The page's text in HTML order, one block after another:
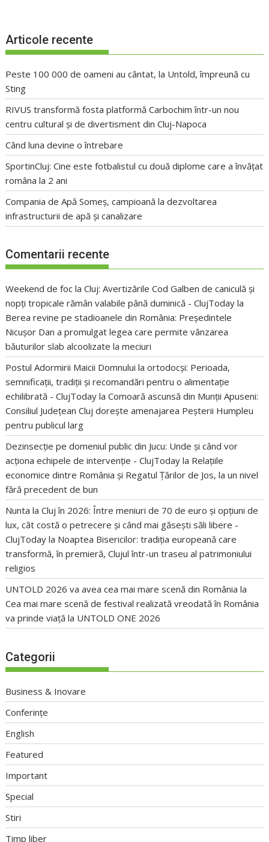
Articole recente
Peste 100 000 de oameni au cântat, la Untold, împreună cu
Sting
RIVUS transformă fosta platformă Carbochim într-un nou
centru cultural și de divertisment din Cluj-Napoca
Când luna devine o întrebare
SportinCluj: Cine este fotbalistul cu două diplome care a învățat
româna la 2 ani
Compania de Apă Someș, campioană la dezvoltarea
infrastructurii de apă și canalizare
Comentarii recente
Weekend de foc la Cluj: Avertizările Cod Galben de caniculă și
nopți tropicale rămân valabile până duminică - ClujToday la
Berea revine pe stadioanele din România: Președintele
Nicușor Dan a promulgat legea care permite vânzarea
băuturilor slab alcoolizate la meciuri
Postul Adormirii Maicii Domnului la ortodocși: Perioada,
semnificații, tradiții și recomandări pentru o alimentație
echilibrată - ClujToday laComoară ascunsă din Munții Apuseni:
Consiliul Județean Cluj dorește amenajarea Peșterii Humpleu
pentru publicul larg
Dezinsecție pe domeniul public din Jucu: Unde și când vor
acționa echipele de intervenție - ClujToday la Relațiile
economice dintre România și Regatul Țărilor de Jos, la un nivel
fără precedent de bun
Nunta la Cluj în 2026: Între meniuri de 70 de euro și opțiuni de
lux, cât costă o petrecere și când mai găsești săli libere -
ClujToday la Noaptea Bisericilor: tradiția europeană care
transformă, în premieră, Clujul într-un traseu al patrimoniului
religios
UNTOLD 2026 va avea cea mai mare scenă din România la
Cea mai mare scenă de festival realizată vreodată în România
va prinde viață la UNTOLD ONE 2026
Categorii
Business & Inovare
Conferințe
English
Featured
Important
Special
Stiri
Timp liber